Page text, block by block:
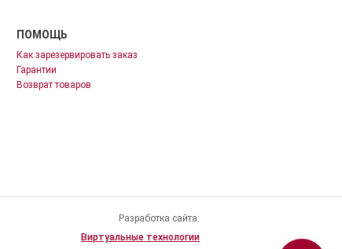
ПОМОЩЬ
Как зарезервировать заказ
Гарантии
Возврат товаров
Разработка сайта:
Виртуальные технологии